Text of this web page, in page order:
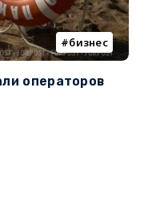
бизнес
операторов